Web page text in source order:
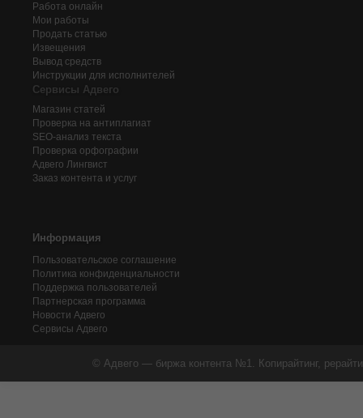
Работа онлайн
Мои работы
Продать статью
Извещения
Вывод средств
Инструкции для исполнителей
Сервисы Адвего
Магазин статей
Проверка на антиплагиат
SEO-анализ текста
Проверка орфографии
Адвего Лингвист
Заказ контента и услуг
Информация
Пользовательское соглашение
Политика конфиденциальности
Поддержка пользователей
Партнерская программа
Новости Адвего
Сервисы Адвего
© Адвего — биржа контента №1. Копирайтинг,